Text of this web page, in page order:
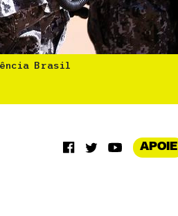
Brasil
APOIE